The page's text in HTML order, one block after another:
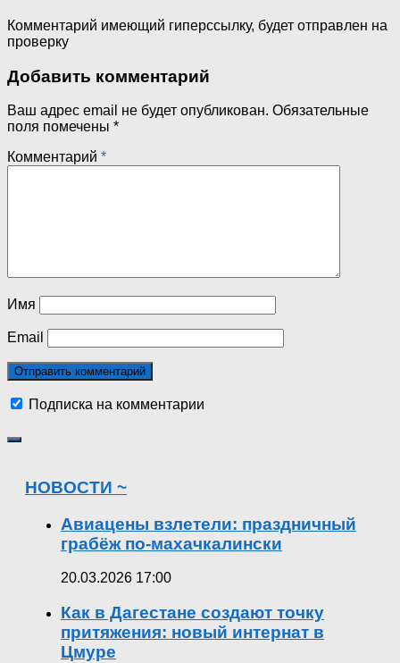
Комментарий имеющий гиперссылку, будет отправлен на
проверку
Добавить комментарий
Ваш адрес email не будет опубликован. Обязательные
поля помечены *
Комментарий *
Имя
Email
Подписка на комментарии
НОВОСТИ ~
Авиацены взлетели: праздничный
грабёж по-махачкалински
20.03.2026 17:00
Как в Дагестане создают точку
притяжения: новый интернат в
Цмуре